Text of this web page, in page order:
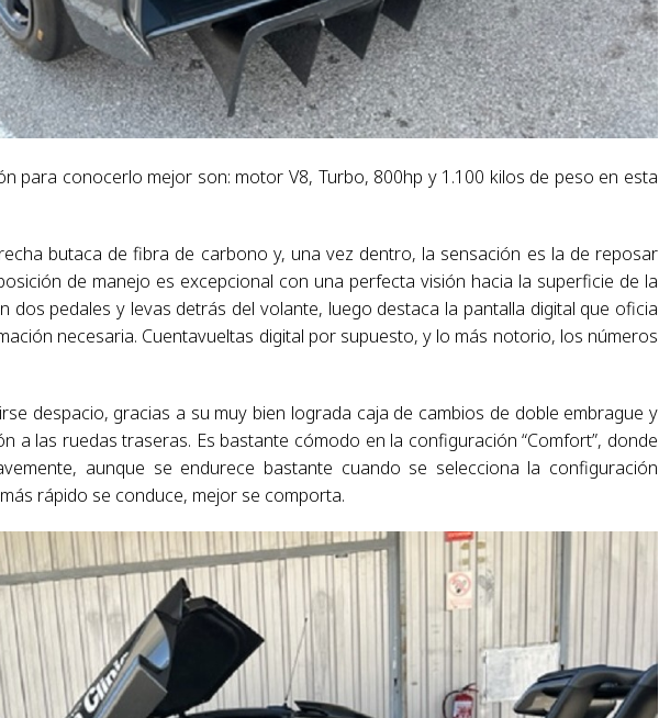
para conocerlo mejor son: motor V8, Turbo, 800hp y 1.100 kilos de peso en esta
butaca de fibra de carbono y, una vez dentro, la sensación es la de reposar
de manejo es excepcional con una perfecta visión hacia la superficie de la
dos pedales y levas detrás del volante, luego destaca la pantalla digital que oficia
necesaria. Cuentavueltas digital por supuesto, y lo más notorio, los números
despacio, gracias a su muy bien lograda caja de cambios de doble embrague y
a las ruedas traseras. Es bastante cómodo en la configuración “Comfort”, donde
aunque se endurece bastante cuando se selecciona la configuración
rápido se conduce, mejor se comporta.